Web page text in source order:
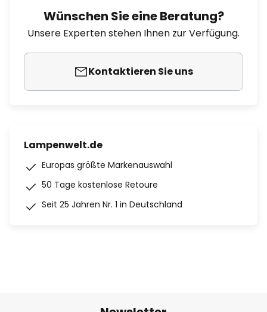
Wünschen Sie eine Beratung?
Unsere Experten stehen Ihnen zur Verfügung.
Kontaktieren Sie uns
Lampenwelt.de
Europas größte Markenauswahl
50 Tage kostenlose Retoure
Seit 25 Jahren Nr. 1 in Deutschland